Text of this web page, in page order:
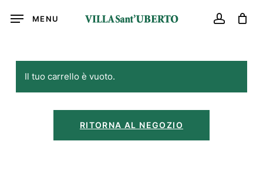
account
MENU
Il tuo carrello è vuoto.
RITORNA AL NEGOZIO